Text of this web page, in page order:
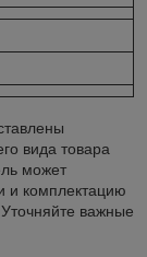
вида товара
может
и комплектацию
важные